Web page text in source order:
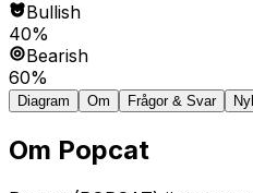
Bullish
40%
Bearish
60%
Diagram Om Frågor & Svar
Om Popcat